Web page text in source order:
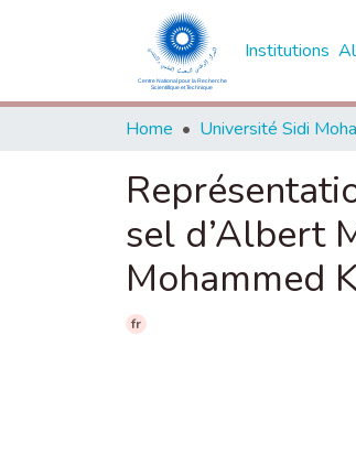
Institutions
Home
sel d’Albert
Mohammed
fr